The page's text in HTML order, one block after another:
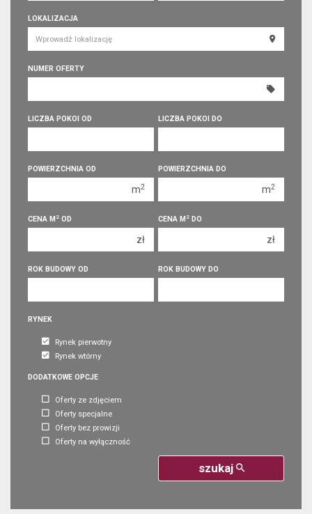
250 000 zł
300 000 zł
400 000 zł
250 000 zł
400 000 zł
LOKALIZACJA
NUMER OFERTY
LICZBA POKOI OD
3 pokoje
4 pokoje
6 pokoi
LICZBA POKOI DO
3 pokoje
4 pokoje
6 pokoi
POWIERZCHNIA OD
m2
POWIERZCHNIA DO
m2
CENA M 2 OD
zł
CENA M 2 DO
zł
ROK BUDOWY OD ROK BUDOWY DO
RYNEK
Rynek pierwotny
Rynek wtórny
DODATKOWE OPCJE
Oferty ze zdjęciem
Oferty specjalne
Oferty bez prowizji
Oferty na wyłączność
szukaj